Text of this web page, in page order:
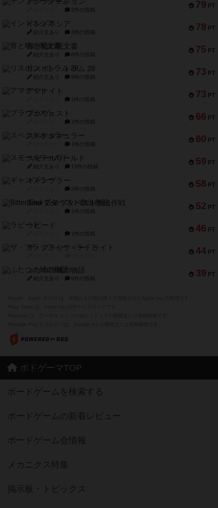
79 PT
テンプテーション
2件の投稿
78 PT
インドネシア
紹介文あり 2件の投稿
75 PT
宵と暁の呪文書
紹介文あり 8件の投稿
73 PT
リスボン・トラム 28
紹介文あり 9件の投稿
73 PT
アマナイト
1件の投稿
66 PT
ブラヴェスト
1件の投稿
60 PT
スペクタキュラー
1件の投稿
59 PT
スモールワールド
紹介文あり 13件の投稿
58 PT
ギャンブラー
2件の投稿
52 PT
Bitter End ブタペスト救出作戦
1件の投稿
46 PT
ラピード
1件の投稿
44 PT
ザ・フラッフィー・ライト
39 PT
ふたつの城の物語
紹介文あり 6件の投稿
ボドゲーマTOP
ボードゲームを検索する
ボードゲームの新着レビュー
ボードゲーム会情報
メカニクス特集
掲示板・トピックス